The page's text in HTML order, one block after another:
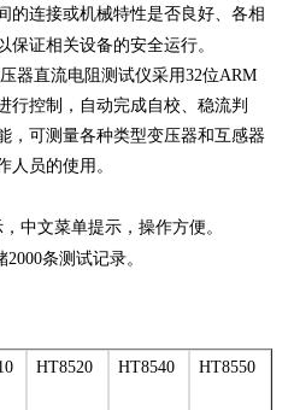
的连接或机械特性是否良好、各相
保证相关设备的安全运行。
器直流电阻测试仪采用32位ARM
行控制，自动完成自校、稳流判
，可测量各种类型变压器和互感器
人员的使用。
中文菜单提示，操作方便。
条测试记录。
HT8520 HT8540 HT8550